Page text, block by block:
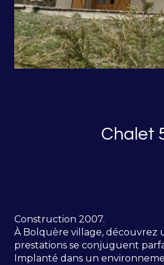
Construction 2007.
À Bolquère village, découvrez
prestations se conjuguent
Implanté dans un